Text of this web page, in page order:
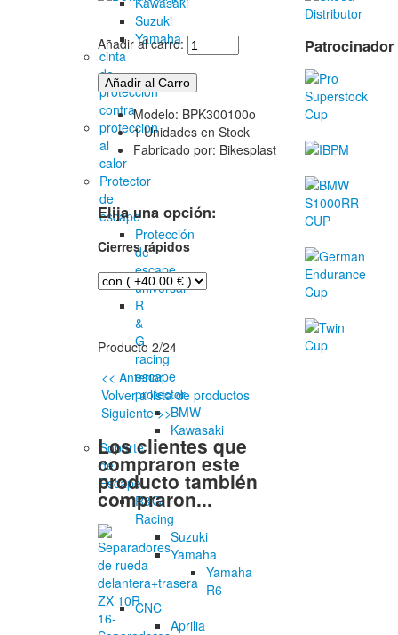
Suzuki
Yamaha
cinta
de
proteccion
contra
proteccion
al
calor
Protector
de
escape
Protección
de
escape
universal
R
&
G
racing
escape
protector
BMW
Kawasaki
Soporte
de
Escape
R&G
Racing
Suzuki
Yamaha
Yamaha
R6
CNC
Aprilia
Añadir al carro:
Modelo: BPK300100o
1 Unidades en Stock
Fabricado por: Bikesplast
Elija una opción:
Cierres rápidos
Producto 2/24
<< Anterior
Volver a lista de productos
Siguiente >>
Los clientes que
compraron este
producto también
compraron...
Patrocinador